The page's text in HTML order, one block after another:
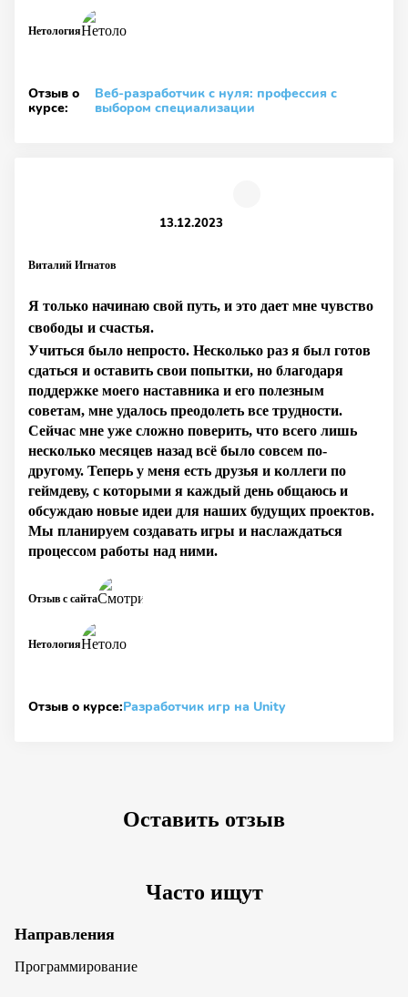
Нетология
Отзыв о
курсе:
Веб-разработчик с нуля: профессия с
выбором специализации
Виталий Игнатов
13.12.2023
Я только начинаю свой путь, и это дает мне чувство
свободы и счастья.
Учиться было непросто. Несколько раз я был готов
сдаться и оставить свои попытки, но благодаря
поддержке моего наставника и его полезным
советам, мне удалось преодолеть все трудности.
Сейчас мне уже сложно поверить, что всего лишь
несколько месяцев назад всё было совсем по-
другому. Теперь у меня есть друзья и коллеги по
геймдеву, с которыми я каждый день общаюсь и
обсуждаю новые идеи для наших будущих проектов.
Мы планируем создавать игры и наслаждаться
процессом работы над ними.
Нетология
Отзыв с сайта
Отзыв о курсе:Разработчик игр на Unity
Оставить отзыв
Часто ищут
Направления
Программирование